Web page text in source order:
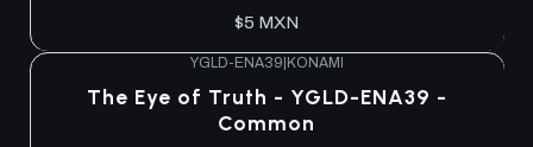
$5 MXN
YGLD-ENA39|KONAMI
The Eye of Truth - YGLD-ENA39 -
Common